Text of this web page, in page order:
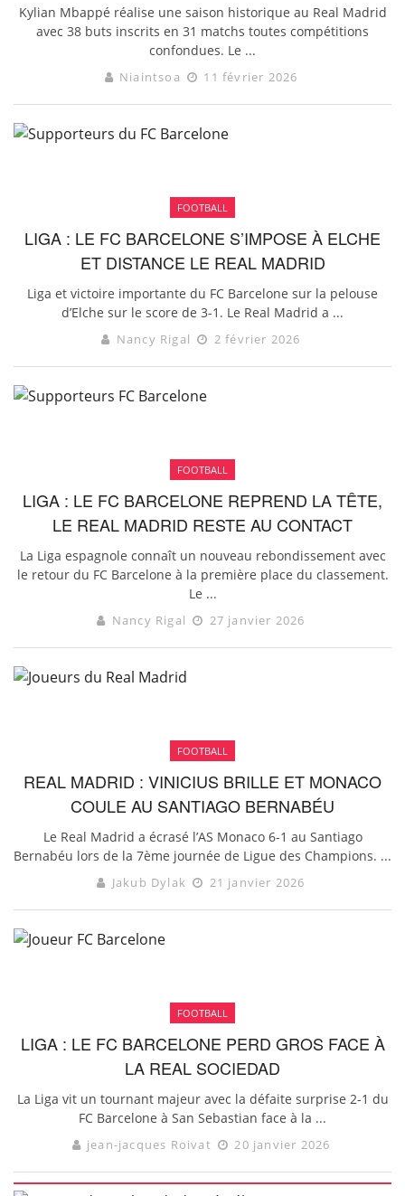
Kylian Mbappé réalise une saison historique au Real Madrid
avec 38 buts inscrits en 31 matchs toutes compétitions
confondues. Le ...
Niaintsoa 11 février 2026
FOOTBALL
LIGA : LE FC BARCELONE S’IMPOSE À ELCHE
ET DISTANCE LE REAL MADRID
Liga et victoire importante du FC Barcelone sur la pelouse
d’Elche sur le score de 3-1. Le Real Madrid a ...
Nancy Rigal 2 février 2026
FOOTBALL
LIGA : LE FC BARCELONE REPREND LA TÊTE,
LE REAL MADRID RESTE AU CONTACT
La Liga espagnole connaît un nouveau rebondissement avec
le retour du FC Barcelone à la première place du classement.
Le ...
Nancy Rigal 27 janvier 2026
FOOTBALL
REAL MADRID : VINICIUS BRILLE ET MONACO
COULE AU SANTIAGO BERNABÉU
Le Real Madrid a écrasé l’AS Monaco 6-1 au Santiago
Bernabéu lors de la 7ème journée de Ligue des Champions. ...
Jakub Dylak 21 janvier 2026
FOOTBALL
LIGA : LE FC BARCELONE PERD GROS FACE À
LA REAL SOCIEDAD
La Liga vit un tournant majeur avec la défaite surprise 2-1 du
FC Barcelone à San Sebastian face à la ...
jean-jacques Roivat 20 janvier 2026